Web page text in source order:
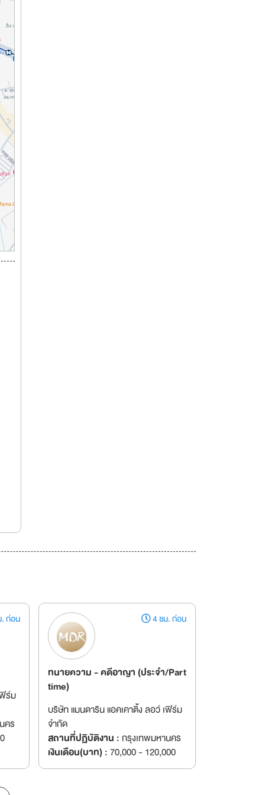
ก่อน
ร์ม
คร
4 ชม. ก่อน
ทนายความ - คดีอาญา (ประจำ/Part
time)
บริษัท แมนดาริน แอคเคาติ้ง ลอว์ เฟิร์ม
จำกัด
สถานที่ปฏิบัติงาน :กรุงเทพมหานคร
เงินเดือน(บาท) :70,000 - 120,000